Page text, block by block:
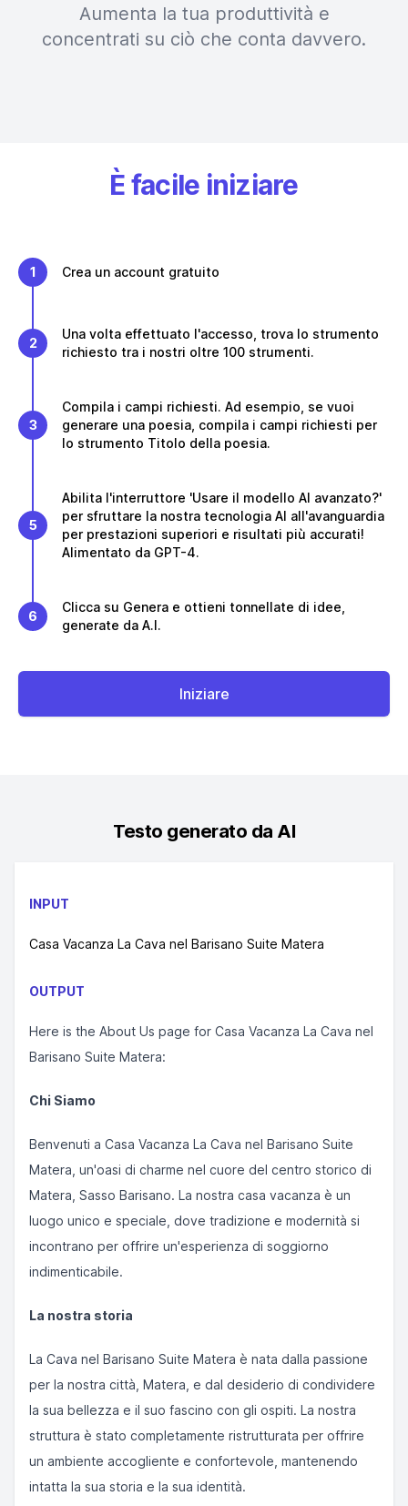
Aumenta la tua produttività e
concentrati su ciò che conta davvero.
È facile iniziare
1 Crea un account gratuito
2
Una volta effettuato l'accesso, trova lo strumento
richiesto tra i nostri oltre 100 strumenti.
3
Compila i campi richiesti. Ad esempio, se vuoi
generare una poesia, compila i campi richiesti per
lo strumento Titolo della poesia.
5
Abilita l'interruttore 'Usare il modello AI avanzato?'
per sfruttare la nostra tecnologia AI all'avanguardia
per prestazioni superiori e risultati più accurati!
Alimentato da GPT-4.
6
Clicca su Genera e ottieni tonnellate di idee,
generate da A.I.
Iniziare
Testo generato da AI
INPUT
Casa Vacanza La Cava nel Barisano Suite Matera
OUTPUT
Here is the About Us page for Casa Vacanza La Cava nel
Barisano Suite Matera:
Chi Siamo
Benvenuti a Casa Vacanza La Cava nel Barisano Suite
Matera, un'oasi di charme nel cuore del centro storico di
Matera, Sasso Barisano. La nostra casa vacanza è un
luogo unico e speciale, dove tradizione e modernità si
incontrano per offrire un'esperienza di soggiorno
indimenticabile.
La nostra storia
La Cava nel Barisano Suite Matera è nata dalla passione
per la nostra città, Matera, e dal desiderio di condividere
la sua bellezza e il suo fascino con gli ospiti. La nostra
struttura è stato completamente ristrutturata per offrire
un ambiente accogliente e confortevole, mantenendo
intatta la sua storia e la sua identità.